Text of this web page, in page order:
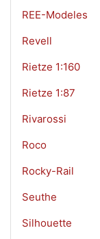
REE-Modeles
Revell
Rietze 1:160
Rietze 1:87
Rivarossi
Roco
Rocky-Rail
Seuthe
Silhouette